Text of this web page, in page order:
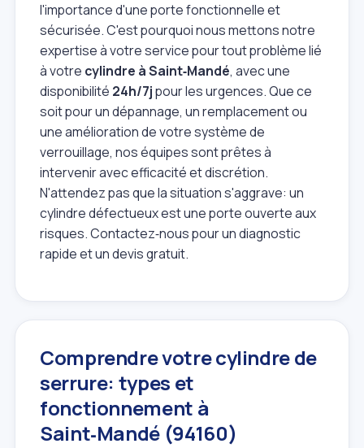
l'importance d'une porte fonctionnelle et
sécurisée. C'est pourquoi nous mettons notre
expertise à votre service pour tout problème lié
à votre cylindre à Saint‑Mandé, avec une
disponibilité 24h/7jpour les urgences. Que ce
soit pour un dépannage, un remplacement ou
une amélioration de votre système de
verrouillage, nos équipes sont prêtes à
intervenir avec efficacité et discrétion.
N'attendez pas que la situation s'aggrave: un
cylindre défectueux est une porte ouverte aux
risques. Contactez‑nous pour un diagnostic
rapide et un devis gratuit.
Comprendre votre cylindre de
serrure: types et
fonctionnement à
Saint‑Mandé (94160)